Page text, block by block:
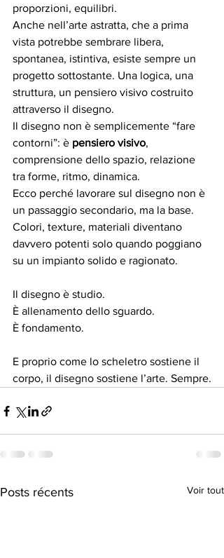
proporzioni, equilibri.
Anche nell’arte astratta, che a prima
vista potrebbe sembrare libera,
spontanea, istintiva, esiste sempre un
progetto sottostante. Una logica, una
struttura, un pensiero visivo costruito
attraverso il disegno.
Il disegno non è semplicemente “fare
contorni”: è pensiero visivo,
comprensione dello spazio, relazione
tra forme, ritmo, dinamica.
Ecco perché lavorare sul disegno non è
un passaggio secondario, ma la base.
Colori, texture, materiali diventano
davvero potenti solo quando poggiano
su un impianto solido e ragionato.
Il disegno è studio.
È allenamento dello sguardo.
È fondamento.
E proprio come lo scheletro sostiene il
corpo, il disegno sostiene l’arte. Sempre.
Posts récents Voir tout